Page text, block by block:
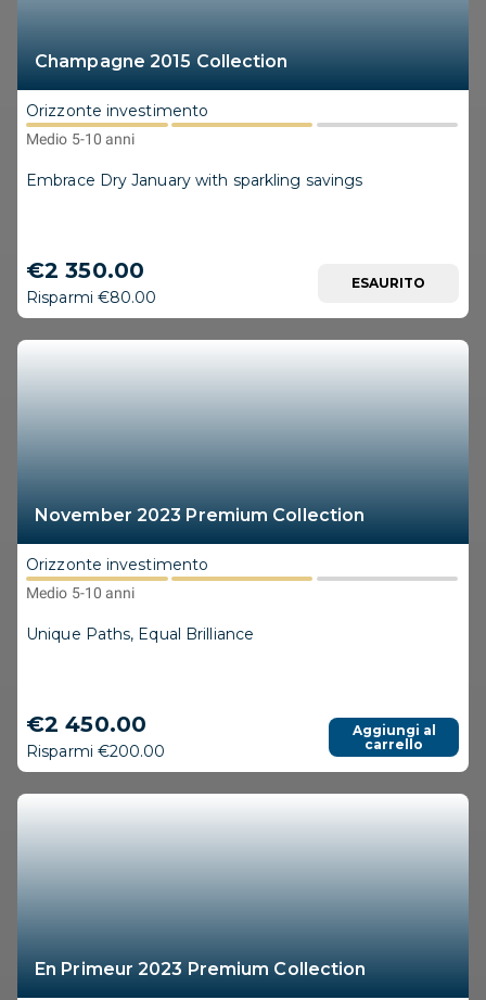
Champagne 2015 Collection
Orizzonte investimento
Medio 5-10 anni
Embrace Dry January with sparkling savings
€2 350.00
Risparmi €80.00
ESAURITO
November 2023 Premium Collection
Orizzonte investimento
Medio 5-10 anni
Unique Paths, Equal Brilliance
€2 450.00
Risparmi €200.00
Aggiungi al
carrello
En Primeur 2023 Premium Collection